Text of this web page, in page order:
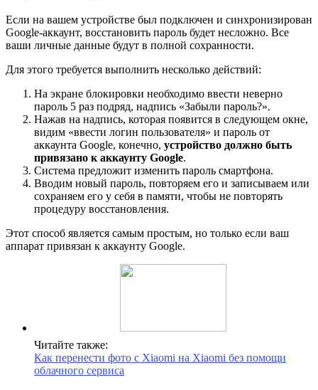
Если на вашем устройстве был подключен и синхронизирован
Google-аккаунт, восстановить пароль будет несложно. Все
ваши личные данные будут в полной сохранности.
Для этого требуется выполнить несколько действий:
На экране блокировки необходимо ввести неверно
пароль 5 раз подряд, надпись «Забыли пароль?».
Нажав на надпись, которая появится в следующем окне,
видим «ввести логин пользователя» и пароль от
аккаунта Google, конечно, устройство должно быть
привязано к аккаунту Google.
Система предложит изменить пароль смартфона.
Вводим новый пароль, повторяем его и записываем или
сохраняем его у себя в памяти, чтобы не повторять
процедуру восстановления.
Этот способ является самым простым, но только если ваш
аппарат привязан к аккаунту Google.
Читайте также:
Как перенести фото с Xiaomi на Xiaomi без помощи
облачного сервиса